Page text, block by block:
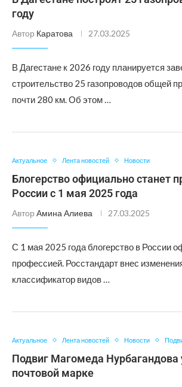
году
Автор Каратова 27.03.2025
В Дагестане к 2026 году планируется
строительство 25 газопроводов общей
почти 280 км. Об этом …
Актуальное Лента новостей Новости
Блогерство официально станет
России с 1 мая 2025 года
Автор Амина Алиева 27.03.2025
С 1 мая 2025 года блогерство в России
профессией. Росстандарт внес
классификатор видов …
Актуальное Лента новостей Новости
Подвиг Магомеда Нурбагандова
почтовой марке